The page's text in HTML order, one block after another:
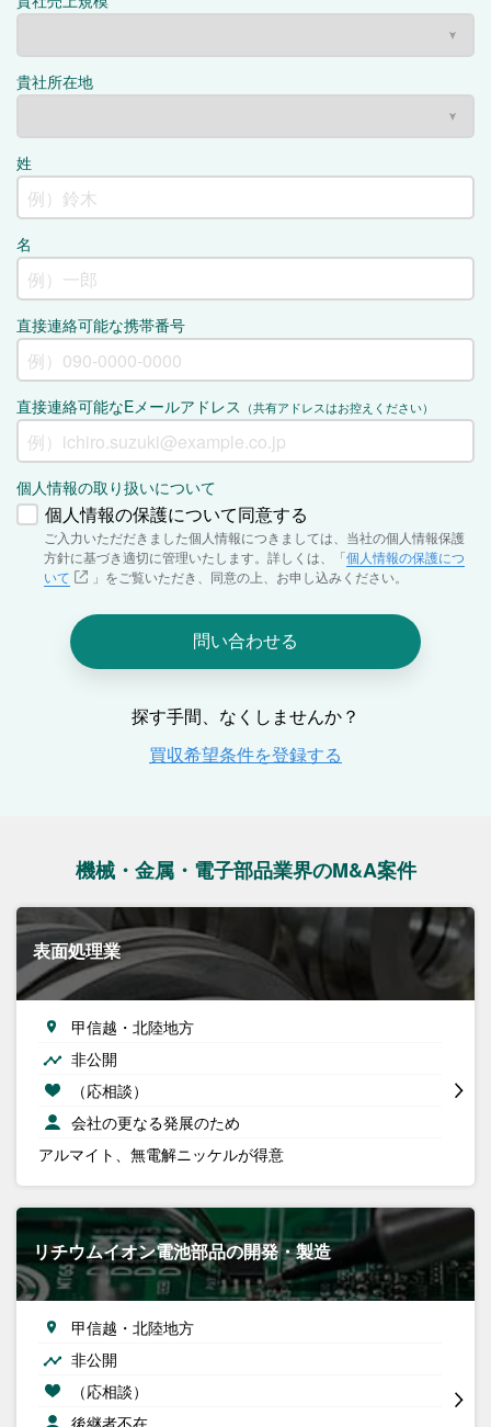
機械・金属・電子部品業界のM&A案件
表面処理業
甲信越・北陸地方
非公開
（応相談）
会社の更なる発展のため
アルマイト、無電解ニッケルが得意
リチウムイオン電池部品の開発・製造
甲信越・北陸地方
非公開
（応相談）
後継者不在